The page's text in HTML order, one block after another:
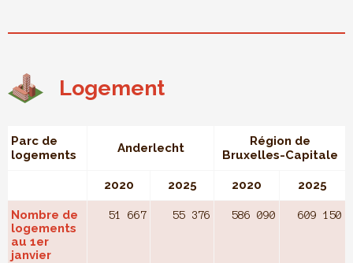
Logement
Parc de
logements
Anderlecht
Région de
Bruxelles-Capitale
2020 2025 2020 2025
Nombre de
logements
au 1er
janvier
51 667 55 376 586 090 609 150